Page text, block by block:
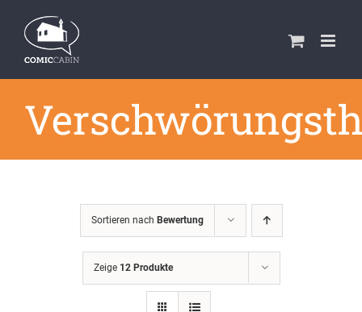
Inhalt
springen
Sortieren nach Bewertung
Zeige 12 Produkte